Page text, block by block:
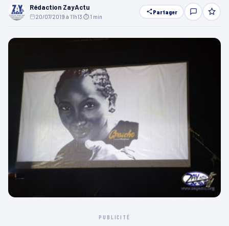
Rédaction ZayActu
20/07/2019 à 11h13 ⏱ 1 min
Partager
PUBLICITÉ